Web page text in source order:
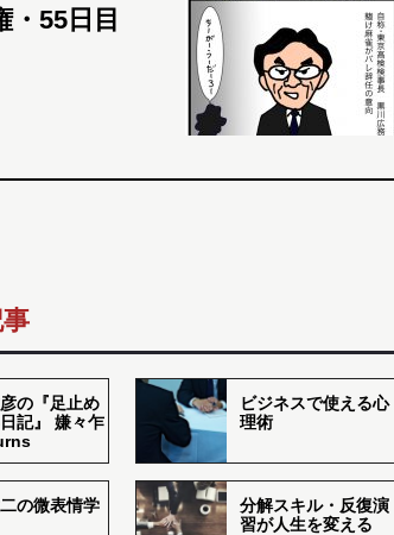
55日目
の『足止め
記』 嫌々乍
ビジネスで使える心
理術
の微表情学
分解スキル・反復演
習が人生を変える